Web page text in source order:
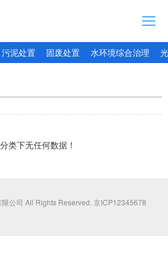
污泥处置 固废处置 水环境综合治理
类下无任何数据！
公司 All Rights Reserved. 京ICP12345678